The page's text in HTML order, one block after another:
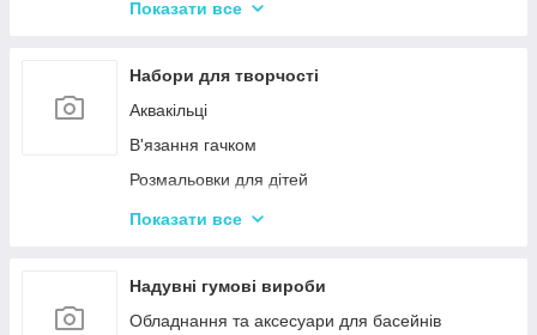
Монополія - настільна гра
Мафія
Шахи і Шашки
Набори для гри в покер
Стандартні картини за номерами
Розпис по полотну
Полотна з Підрамником
Алмазна мозаїка для дітей
Показати все
Набори для творчості
Аквакільці
В'язання гачком
Розмальовки для дітей
Акрилові фарби
Гравюра для дітей
Кінетичний пісок
Показати все
Надувні гумові вироби
Обладнання та аксесуари для басейнів